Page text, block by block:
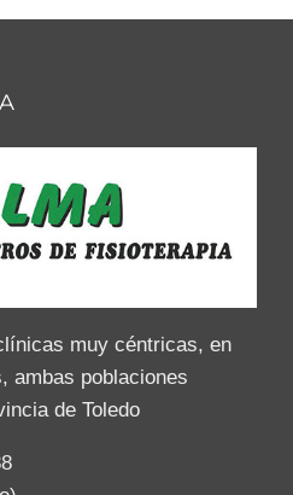
muy céntricas, en
ambas poblaciones
de Toledo